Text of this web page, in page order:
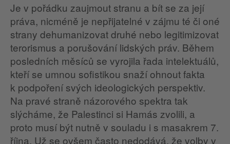
Je v pořádku zaujmout stranu a bít se za její
práva, nicméně je nepřijatelné v zájmu té či oné
strany dehumanizovat druhé nebo legitimizovat
terorismus a porušování lidských práv. Během
posledních měsíců se vyrojila řada intelektuálů,
kteří se umnou sofistikou snaží ohnout fakta
k podpoření svých ideologických perspektiv.
Na pravé straně názorového spektra tak
slýcháme, že Palestinci si Hamás zvolili, a
proto musí být nutně v souladu i s masakrem 7.
října. Už se ovšem často nedodává, že volby v